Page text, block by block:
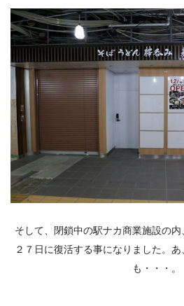
そして、閉鎖中の駅ナカ商業施設の
２７日に復活する事になりました。
も・・・。